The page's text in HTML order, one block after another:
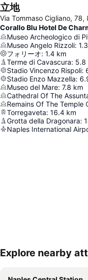
立地
Via Tommaso Cigliano, 78,
Corallo Blu Hotel De
Museo Archeologico di
Museo Angelo Rizzoli: 1.3
フォリーオ: 1.4 km
Terme di Cavascura: 5.8
Stadio Vincenzo Rispoli:
Stadio Enzo Mazzella:
Museo del Mare: 7.8 km
Cathedral Of The
Remains Of The Temple
Torregaveta: 16.4 km
Grotta della Dragonara:
Naples International
地図を拡大
Explore nearby